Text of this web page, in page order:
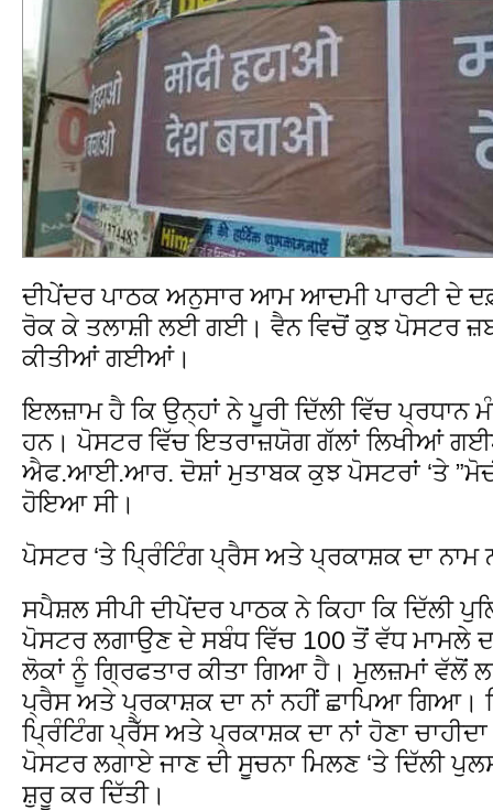
ਦੀਪੇਂਦਰ ਪਾਠਕ ਅਨੁਸਾਰ ਆਮ ਆਦਮੀ ਪਾਰਟੀ ਦੇ
ਰੋਕ ਕੇ ਤਲਾਸ਼ੀ ਲਈ ਗਈ। ਵੈਨ ਵਿਚੋਂ ਕੁਝ ਪੋਸਟਰ
ਕੀਤੀਆਂ ਗਈਆਂ।
ਇਲਜ਼ਾਮ ਹੈ ਕਿ ਉਨ੍ਹਾਂ ਨੇ ਪੂਰੀ ਦਿੱਲੀ ਵਿੱਚ ਪ੍ਰਧਾਨ
ਹਨ। ਪੋਸਟਰ ਵਿੱਚ ਇਤਰਾਜ਼ਯੋਗ ਗੱਲਾਂ ਲਿਖੀਆਂ
ਐਫ.ਆਈ.ਆਰ. ਦੋਸ਼ਾਂ ਮੁਤਾਬਕ ਕੁਝ ਪੋਸਟਰਾਂ ‘ਤੇ
ਹੋਇਆ ਸੀ।
ਪੋਸਟਰ ‘ਤੇ ਪ੍ਰਿੰਟਿੰਗ ਪ੍ਰੈਸ ਅਤੇ ਪ੍ਰਕਾਸ਼ਕ ਦਾ ਨਾਮ
ਸਪੈਸ਼ਲ ਸੀਪੀ ਦੀਪੇਂਦਰ ਪਾਠਕ ਨੇ ਕਿਹਾ ਕਿ ਦਿੱਲੀ
ਪੋਸਟਰ ਲਗਾਉਣ ਦੇ ਸਬੰਧ ਵਿੱਚ 100 ਤੋਂ ਵੱਧ ਮਾਮਲੇ
ਲੋਕਾਂ ਨੂੰ ਗ੍ਰਿਫਤਾਰ ਕੀਤਾ ਗਿਆ ਹੈ। ਮੁਲਜ਼ਮਾਂ ਵੱਲੋਂ
ਪ੍ਰੈਸ ਅਤੇ ਪ੍ਰਕਾਸ਼ਕ ਦਾ ਨਾਂ ਨਹੀਂ ਛਾਪਿਆ ਗਿਆ।
ਪ੍ਰਿੰਟਿੰਗ ਪ੍ਰੈੱਸ ਅਤੇ ਪ੍ਰਕਾਸ਼ਕ ਦਾ ਨਾਂ ਹੋਣਾ
ਪੋਸਟਰ ਲਗਾਏ ਜਾਣ ਦੀ ਸੂਚਨਾ ਮਿਲਣ ‘ਤੇ ਦਿੱਲੀ
ਸ਼ੁਰੂ ਕਰ ਦਿੱਤੀ।